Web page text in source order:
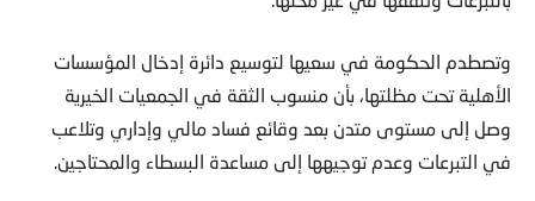
الأهلية تحت مظلتها، بأن منسوب الثقة في الجمعيات الخيرية
وصل إلى مستوى متدن بعد وقائع فساد مالي وإداري وتلاعب
في التبرعات وعدم توجيهها إلى مساعدة البسطاء والمحتاجين.